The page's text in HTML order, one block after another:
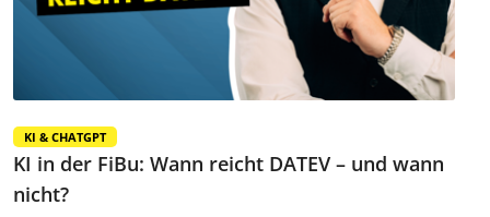
KI & CHATGPT
KI in der FiBu: Wann reicht DATEV – und wann
nicht?